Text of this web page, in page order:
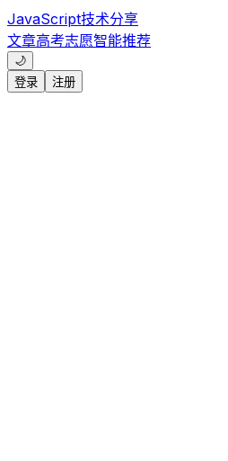
JavaScript技术分享
文章高考志愿智能推荐
🌙
登录
注册